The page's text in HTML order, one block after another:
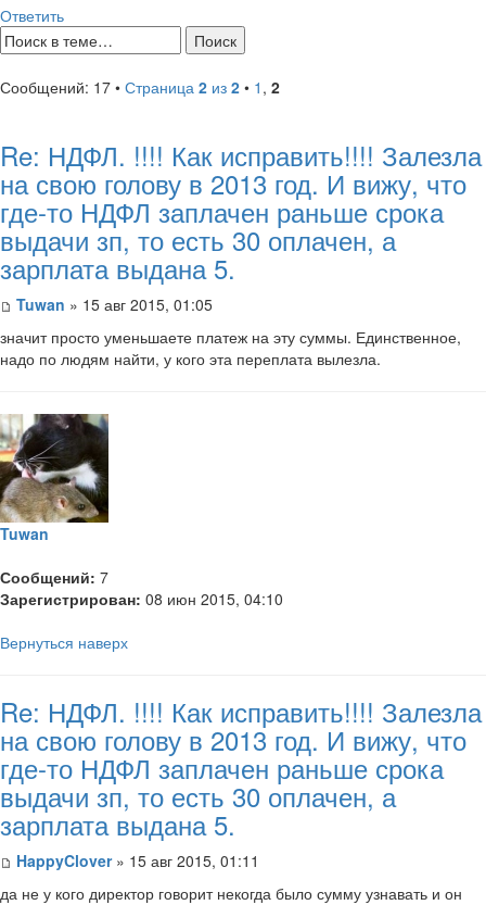
Ответить
Сообщений: 17 • Страница 2 из 2 • 1 , 2
Re: НДФЛ. !!!! Как исправить!!!! Залезла
на свою голову в 2013 год. И вижу, что
где-то НДФЛ заплачен раньше срока
выдачи зп, то есть 30 оплачен, а
зарплата выдана 5.
Tuwan » 15 авг 2015, 01:05
значит просто уменьшаете платеж на эту суммы. Единственное,
надо по людям найти, у кого эта переплата вылезла.
Tuwan
Сообщений: 7
Зарегистрирован: 08 июн 2015, 04:10
Вернуться наверх
Re: НДФЛ. !!!! Как исправить!!!! Залезла
на свою голову в 2013 год. И вижу, что
где-то НДФЛ заплачен раньше срока
выдачи зп, то есть 30 оплачен, а
зарплата выдана 5.
HappyClover» 15 авг 2015, 01:11
да не у кого директор говорит некогда было сумму узнавать и он